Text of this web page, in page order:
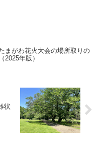
まがわ花火大会の場所取りの
2025年版）
状